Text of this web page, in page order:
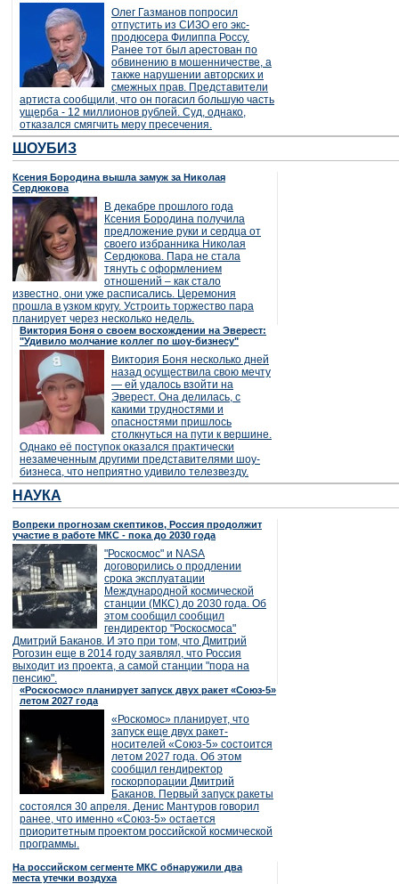
Олег Газманов попросил
отпустить из СИЗО его экс-
продюсера Филиппа Россу.
Ранее тот был арестован по
обвинению в мошенничестве, а
также нарушении авторских и
смежных прав. Представители
артиста сообщили, что он погасил большую часть
ущерба - 12 миллионов рублей. Суд, однако,
отказался смягчить меру пресечения.
ШОУБИЗ
Ксения Бородина вышла замуж за Николая
Сердюкова
В декабре прошлого года
Ксения Бородина получила
предложение руки и сердца от
своего избранника Николая
Сердюкова. Пара не стала
тянуть с оформлением
отношений – как стало
известно, они уже расписались. Церемония
прошла в узком кругу. Устроить торжество пара
планирует через несколько недель.
Виктория Боня о своем восхождении на Эверест:
"Удивило молчание коллег по шоу-бизнесу"
Виктория Боня несколько дней
назад осуществила свою мечту
— ей удалось взойти на
Эверест. Она делилась, с
какими трудностями и
опасностями пришлось
столкнуться на пути к вершине.
Однако её поступок оказался практически
незамеченным другими представителями шоу-
бизнеса, что неприятно удивило телезвезду.
НАУКА
Вопреки прогнозам скептиков, Россия продолжит
участие в работе МКС - пока до 2030 года
"Роскосмос" и NASA
договорились о продлении
срока эксплуатации
Международной космической
станции (МКС) до 2030 года. Об
этом сообщил сообщил
гендиректор "Роскосмоса"
Дмитрий Баканов. И это при том, что Дмитрий
Рогозин еще в 2014 году заявлял, что Россия
выходит из проекта, а самой станции "пора на
пенсию".
«Роскосмос» планирует запуск двух ракет «Союз-5»
летом 2027 года
«Роскомос» планирует, что
запуск еще двух ракет-
носителей «Союз-5» состоится
летом 2027 года. Об этом
сообщил гендиректор
госкорпорации Дмитрий
Баканов. Первый запуск ракеты
состоялся 30 апреля. Денис Мантуров говорил
ранее, что именно «Союз-5» остается
приоритетным проектом российской космической
программы.
На российском сегменте МКС обнаружили два
места утечки воздуха